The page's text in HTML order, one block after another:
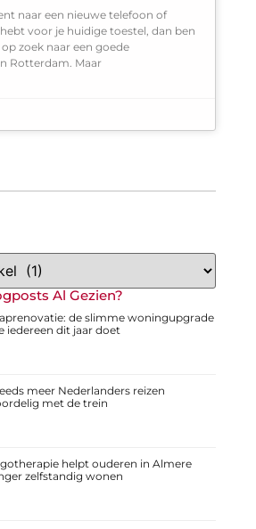
Al Gezien?
de slimme woningupgrade
iedereen dit jaar doet
meer Nederlanders reizen
met de trein
helpt ouderen in Almere
zelfstandig wonen
naar een nieuwe telefoon of
voor je huidige toestel, dan ben
zoek naar een goede
Rotterdam. Maar